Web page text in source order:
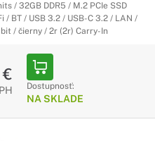
/ 32GB DDR5 / M.2 PCIe SSD
/ BT / USB 3.2 / USB-C 3.2 / LAN /
bit / čierny / 2r (2r) Carry-In
€
Dostupnosť:
NA SKLADE